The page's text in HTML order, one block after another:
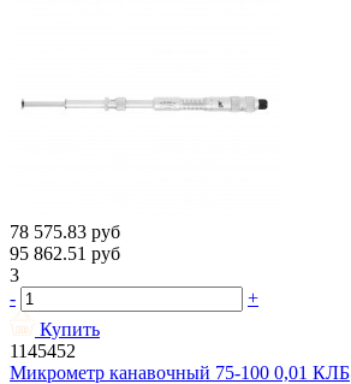
78 575.83 руб
95 862.51 руб
3
-
+
Купить
1145452
Микрометр канавочный 75-100 0,01 КЛБ